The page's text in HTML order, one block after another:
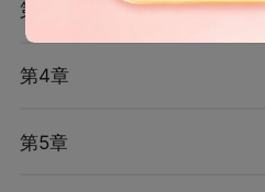
第3章
第4章
第5章